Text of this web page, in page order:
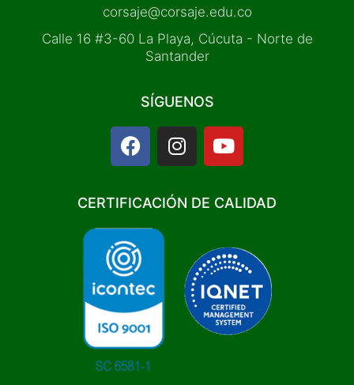
corsaje@corsaje.edu.co
Calle 16 #3-60 La Playa, Cúcuta - Norte de
Santander
SÍGUENOS
F
a
e
b
o
o
k
I
n
t
a
a
m
Y
o
t
u
e
CERTIFICACIÓN DE CALIDAD